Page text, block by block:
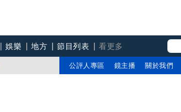
娛樂 地方 節目列表
看更多
公評人專區 鏡主播 關於我們